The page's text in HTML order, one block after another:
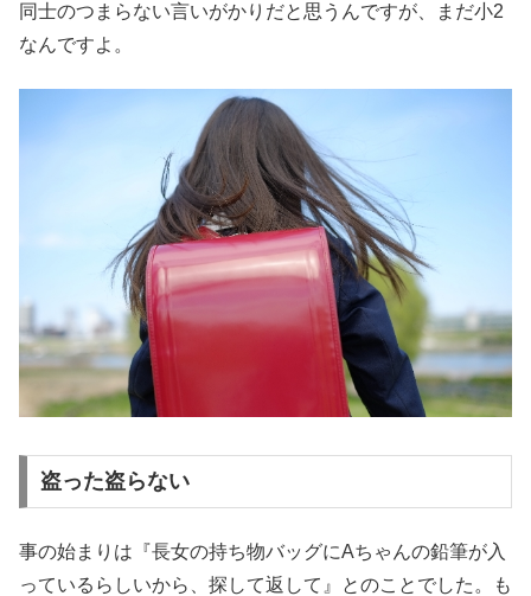
同士のつまらない言いがかりだと思うんですが、まだ小2
なんですよ。
盗った盗らない
事の始まりは『長女の持ち物バッグにAちゃんの鉛筆が入
っているらしいから、探して返して』とのことでした。も